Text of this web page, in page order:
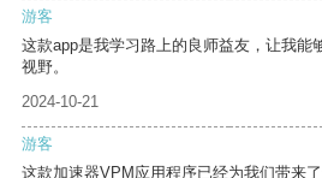
游客
这款app是我学习路上的良师益友，让我能
视野。
2024-10-21
游客
这款加速器VPM应用程序已经为我们带来